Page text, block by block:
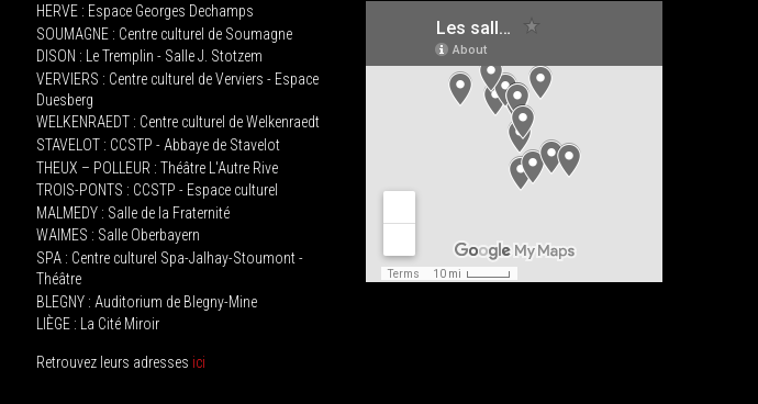
HERVE‭ : Espace Georges Dechamps
SOUMAGNE‬ : Centre culturel de Soumagne
DISON : Le Tremplin‭ - Salle J. Stotzem‭
VERVIERS : Centre culturel de Verviers - Espace
Duesberg
WELKENRAEDT : Centre culturel de Welkenraedt
STAVELOT‭ : CCSTP - Abbaye de Stavelot
THEUX‭ – POLLEUR : Théâtre L'Autre Rive
TROIS-PONTS : CCSTP - Espace culturel
MALMEDY : ‬Salle de la Fraternité
WAIMES : Salle Oberbayern
SPA : Centre culturel Spa-Jalhay-Stoumont -
Théâtre
BLEGNY : Auditorium de Blegny-Mine
LIÈGE : La Cité Miroir
Retrouvez leurs adresses ici